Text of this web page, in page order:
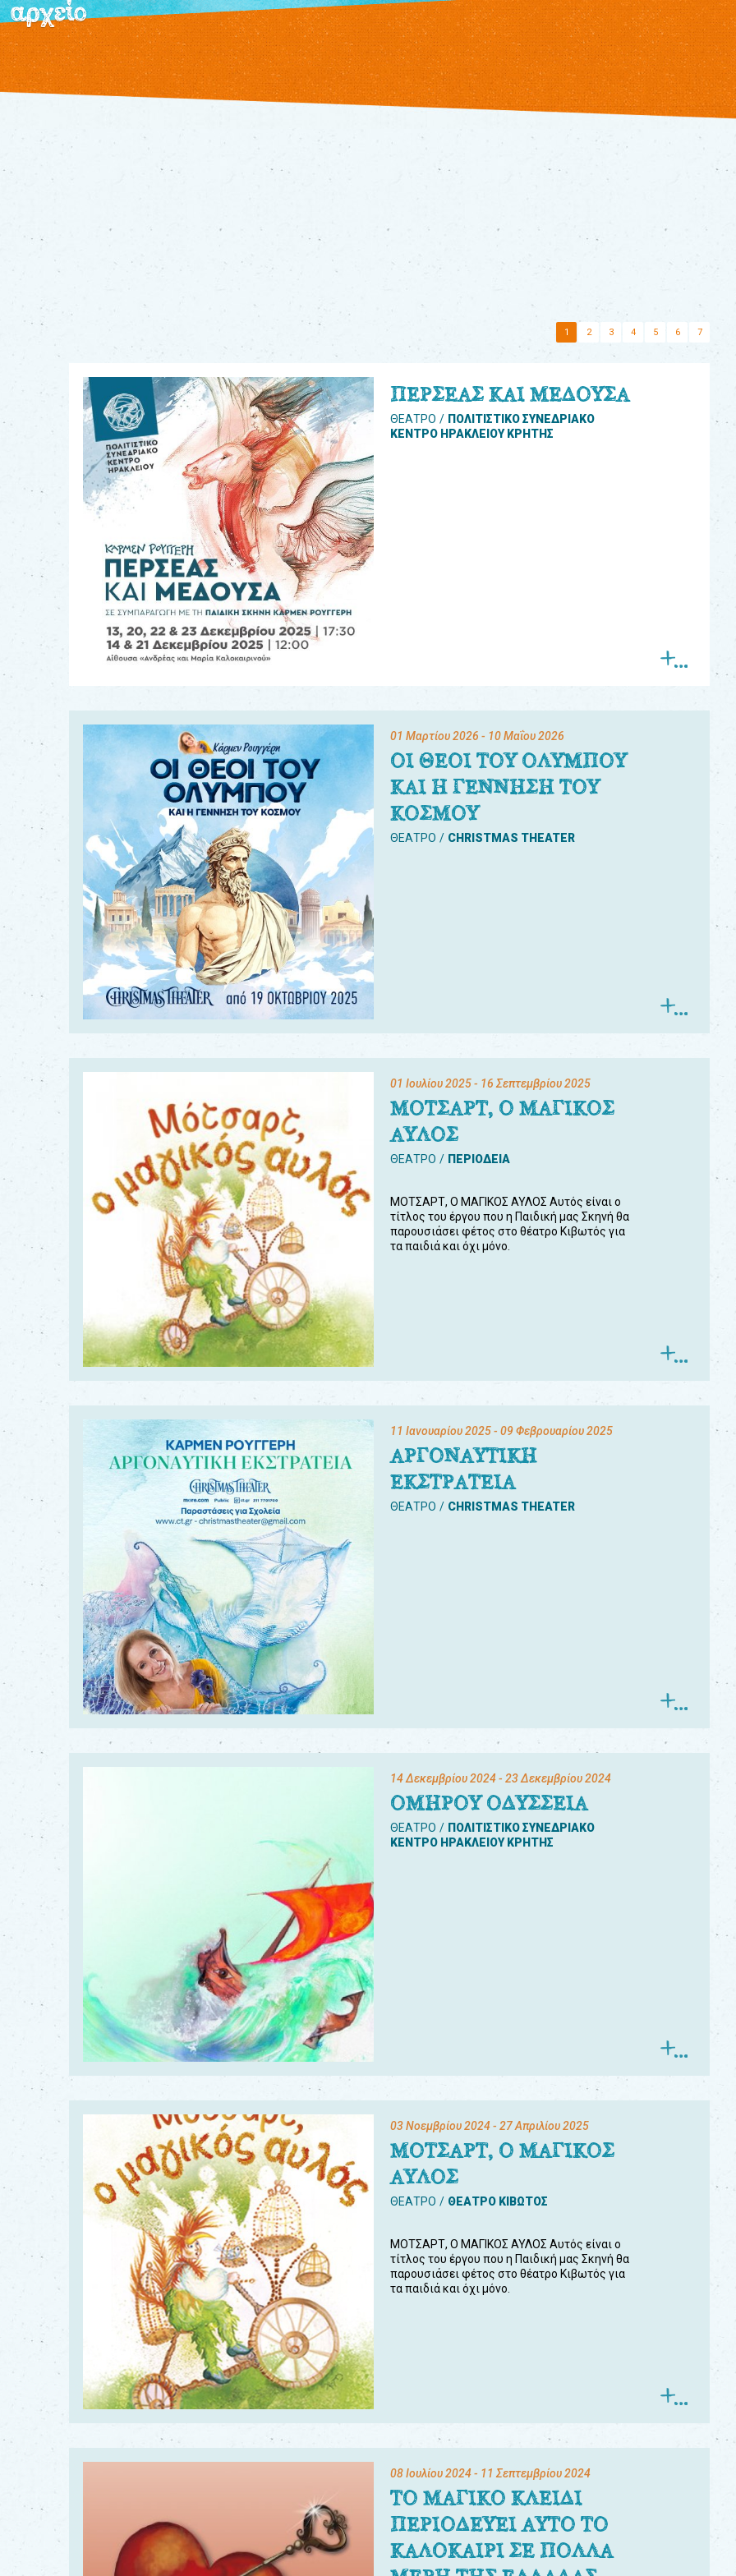
αρχείο
1 2 3 4 5 6 7
ΠΕΡΣΕΑΣ ΚΑΙ ΜΕΔΟΥΣΑ
ΘΕΑΤΡΟ
ΠΟΛΙΤΙΣΤΙΚΟ ΣΥΝΕΔΡΙΑΚΟ
ΚΕΝΤΡΟ ΗΡΑΚΛΕΙΟΥ ΚΡΗΤΗΣ
01 Μαρτίου 2026 - 10 Μαΐου 2026
ΟΙ ΘΕΟΙ ΤΟΥ ΟΛΥΜΠΟΥ
ΚΑΙ Η ΓΕΝΝΗΣΗ ΤΟΥ
ΚΟΣΜΟΥ
ΘΕΑΤΡΟ CHRISTMAS THEATER
01 Ιουλίου 2025- 16 Σεπτεμβρίου 2025
ΜΟΤΣΑΡΤ, Ο ΜΑΓΙΚΟΣ
ΑΥΛΟΣ
ΘΕΑΤΡΟ ΠΕΡΙΟΔΕΙΑ
ΜΟΤΣΑΡΤ, Ο ΜΑΓΙΚΟΣ ΑΥΛΟΣ Αυτός είναι ο
τίτλος του έργου που η Παιδική μας Σκηνή θα
παρουσιάσει φέτος στο θέατρο Κιβωτός για
τα παιδιά και όχι μόνο.
11 Ιανουαρίου 2025- 09 Φεβρουαρίου 2025
ΑΡΓΟΝΑΥΤΙΚΗ
ΕΚΣΤΡΑΤΕΙΑ
ΘΕΑΤΡΟ CHRISTMAS THEATER
14 Δεκεμβρίου 2024- 23 Δεκεμβρίου 2024
ΟΜΗΡΟΥ ΟΔΥΣΣΕΙΑ
ΘΕΑΤΡΟ
ΠΟΛΙΤΙΣΤΙΚΟ ΣΥΝΕΔΡΙΑΚΟ
ΚΕΝΤΡΟ ΗΡΑΚΛΕΙΟΥ ΚΡΗΤΗΣ
03 Νοεμβρίου 2024- 27 Απριλίου 2025
ΜΟΤΣΑΡΤ, Ο ΜΑΓΙΚΟΣ
ΑΥΛΟΣ
ΘΕΑΤΡΟ ΘΕΑΤΡΟ ΚΙΒΩΤΟΣ
ΜΟΤΣΑΡΤ, Ο ΜΑΓΙΚΟΣ ΑΥΛΟΣ Αυτός είναι ο
τίτλος του έργου που η Παιδική μας Σκηνή θα
παρουσιάσει φέτος στο θέατρο Κιβωτός για
τα παιδιά και όχι μόνο.
08 Ιουλίου 2024- 11 Σεπτεμβρίου 2024
ΤΟ ΜΑΓΙΚΟ ΚΛΕΙΔΙ
ΠΕΡΙΟΔΕΥΕΙ ΑΥΤΟ ΤΟ
ΚΑΛΟΚΑΙΡΙ ΣΕ ΠΟΛΛΑ